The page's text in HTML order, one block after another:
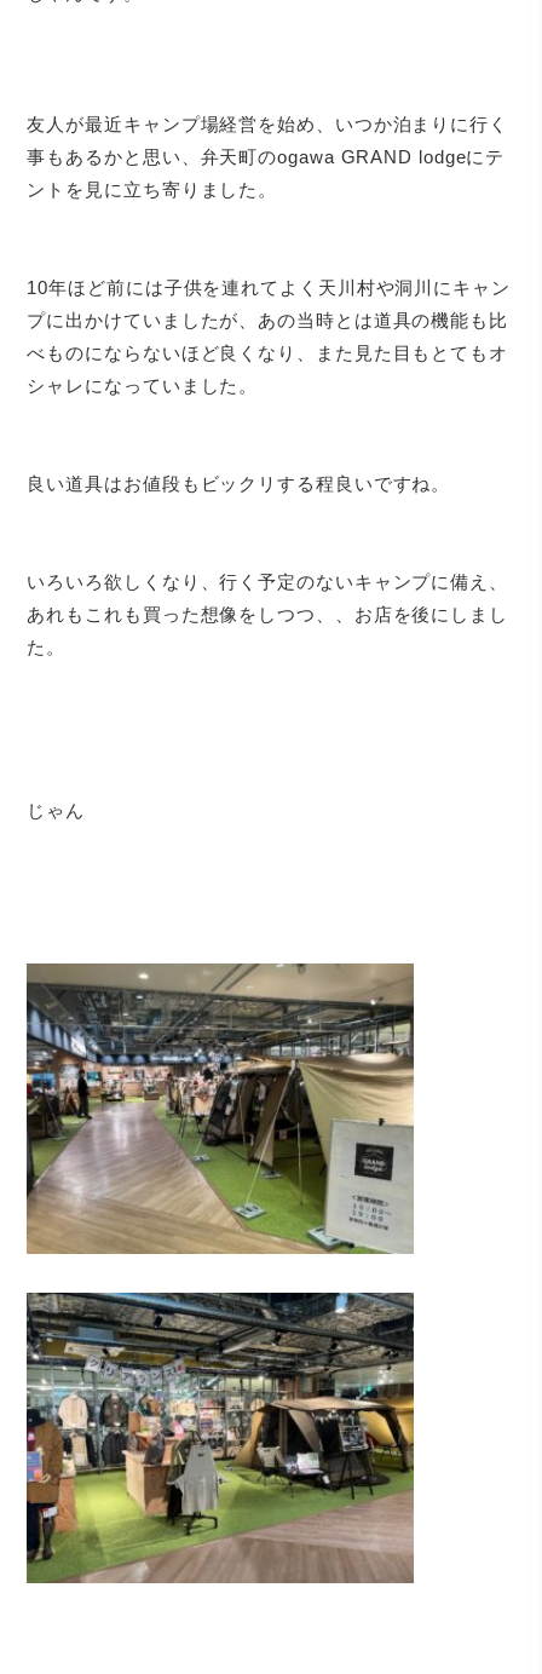
友人が最近キャンプ場経営を始め、いつか泊まりに行く
事もあるかと思い、弁天町のogawa GRAND lodgeにテ
ントを見に立ち寄りました。
10年ほど前には子供を連れてよく天川村や洞川にキャン
プに出かけていましたが、あの当時とは道具の機能も比
べものにならないほど良くなり、また見た目もとてもオ
シャレになっていました。
良い道具はお値段もビックリする程良いですね。
いろいろ欲しくなり、行く予定のないキャンプに備え、
あれもこれも買った想像をしつつ、、お店を後にしまし
た。
じゃん